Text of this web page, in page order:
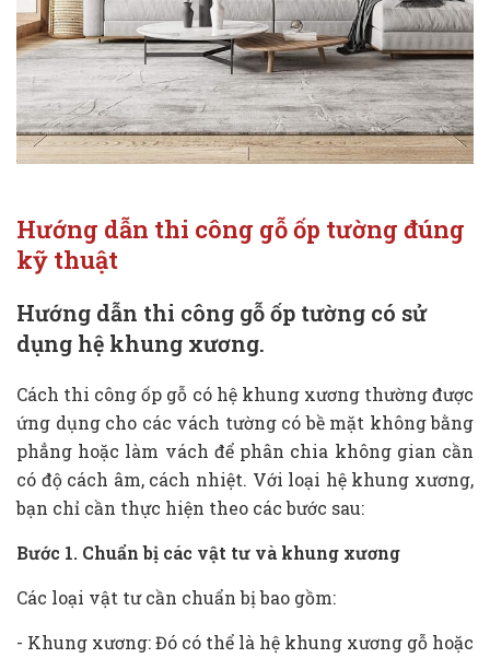
Hướng dẫn thi công gỗ ốp tường đúng
kỹ thuật
Hướng dẫn thi công gỗ ốp tường có sử
dụng hệ khung xương.
Cách thi công ốp gỗ có hệ khung xương thường được
ứng dụng cho các vách tường có bề mặt không bằng
phẳng hoặc làm vách để phân chia không gian cần
có độ cách âm, cách nhiệt. Với loại hệ khung xương,
bạn chỉ cần thực hiện theo các bước sau:
Bước 1. Chuẩn bị các vật tư và khung xương
Các loại vật tư cần chuẩn bị bao gồm:
- Khung xương: Đó có thể là hệ khung xương gỗ hoặc